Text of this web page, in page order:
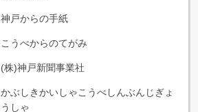
神戸からの手紙
こうべからのてがみ
(株)神戸新聞事業社
かぶしきかいしゃこうべしんぶんじぎょ
うしゃ